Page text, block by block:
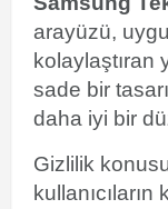
arayüzü,
kolaylaştıran
sade bir
daha iyi bir
Gizlilik